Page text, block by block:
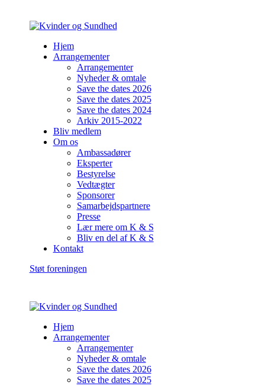
Hjem
Arrangementer
Arrangementer
Nyheder & omtale
Save the dates 2026
Save the dates 2025
Save the dates 2024
Arkiv 2015-2022
Bliv medlem
Om os
Ambassadører
Eksperter
Bestyrelse
Vedtægter
Sponsorer
Samarbejdspartnere
Presse
Lær mere om K & S
Bliv en del af K & S
Kontakt
Støt foreningen
Hjem
Arrangementer
Arrangementer
Nyheder & omtale
Save the dates 2026
Save the dates 2025